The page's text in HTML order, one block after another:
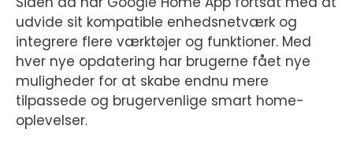
udvide sit kompatible enhedsnetværk og
integrere flere værktøjer og funktioner. Med
hver nye opdatering har brugerne fået nye
muligheder for at skabe endnu mere
tilpassede og brugervenlige smart home-
oplevelser.